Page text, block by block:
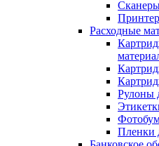
Расходные
Рулоны
Пленки